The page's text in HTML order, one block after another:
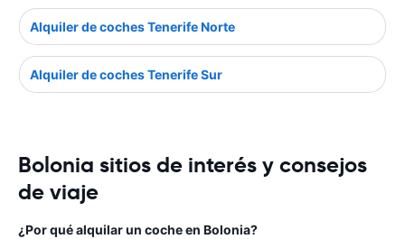
Alquiler de coches Tenerife Norte
Alquiler de coches Tenerife Sur
Bolonia sitios de interés y consejos
de viaje
¿Por qué alquilar un coche en Bolonia?